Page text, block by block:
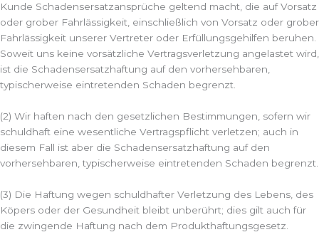
Kunde Schadensersatzansprüche geltend macht, die auf Vorsatz
oder grober Fahrlässigkeit, einschließlich von Vorsatz oder grober
Fahrlässigkeit unserer Vertreter oder Erfüllungsgehilfen beruhen.
Soweit uns keine vorsätzliche Vertragsverletzung angelastet wird,
ist die Schadensersatzhaftung auf den vorhersehbaren,
typischerweise eintretenden Schaden begrenzt.
(2) Wir haften nach den gesetzlichen Bestimmungen, sofern wir
schuldhaft eine wesentliche Vertragspflicht verletzen; auch in
diesem Fall ist aber die Schadensersatzhaftung auf den
vorhersehbaren, typischerweise eintretenden Schaden begrenzt.
(3) Die Haftung wegen schuldhafter Verletzung des Lebens, des
Köpers oder der Gesundheit bleibt unberührt; dies gilt auch für
die zwingende Haftung nach dem Produkthaftungsgesetz.